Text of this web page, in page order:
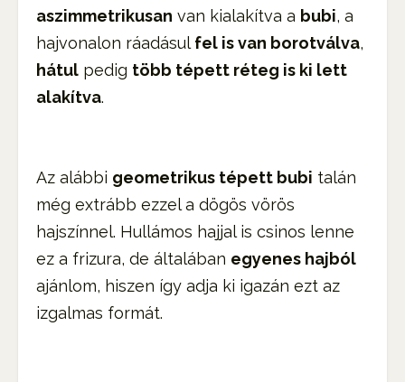
aszimmetrikusan van kialakítva a bubi, a
hajvonalon ráadásulfel is van borotválva,
hátul pedig több tépett réteg is ki lett
alakítva.
Az alábbi geometrikus tépett bubi talán
még extrább ezzel a dögös vörös
hajszínnel. Hullámos hajjal is csinos lenne
ez a frizura, de általában egyenes hajból
ajánlom, hiszen így adja ki igazán ezt az
izgalmas formát.